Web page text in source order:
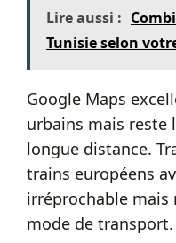
Lire aussi :
Tunisie selon
Google Maps
urbains mais reste
longue distance.
trains européens
irréprochable mais
mode de transport.